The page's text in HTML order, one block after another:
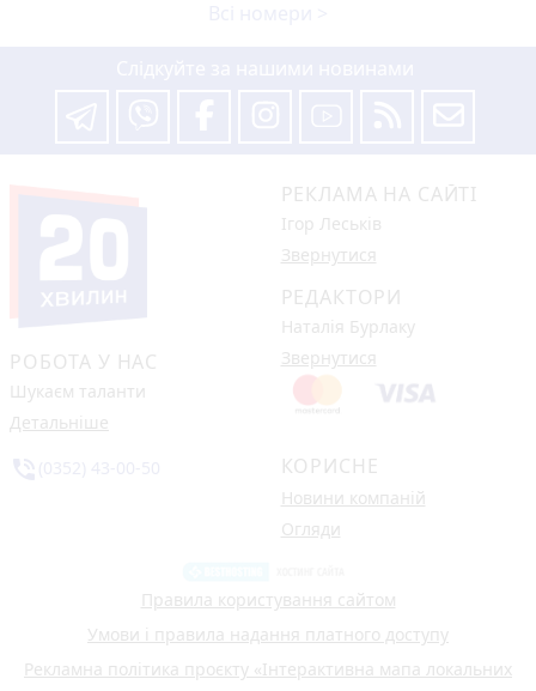
РОБОТА У НАС
Шукаєм таланти
Детальніше
РЕКЛАМА НА САЙТІ
Ігор Леськів
Звернутися
РЕДАКТОРИ
Наталія Бурлаку
Звернутися
КОРИСНЕ
Новини компаній
Огляди
Правила користування сайтом
Умови і правила надання платного доступу
Рекламна політика проєкту «Інтерактивна мапа локальних